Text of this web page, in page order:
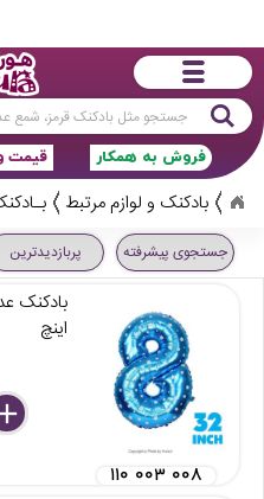
جستجو
قیمت فروش به همکار
بادکنک و لوازم مرتبط
جستجوی پیشرفته پربازدیدترین
اینچ
۱۱۰ ۰۰۳ ۰۰۸